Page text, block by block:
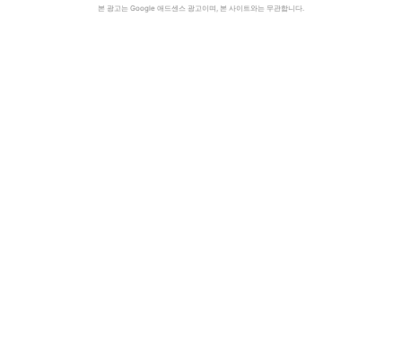
본 광고는 Google 애드센스 광고이며, 본 사이트와는 무관합니다.